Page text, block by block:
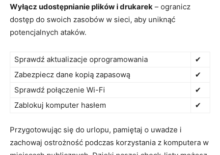
Wyłącz udostępnianie plików i drukarek ​– ogranicz
dostęp do swoich zasobów w sieci, aby uniknąć
potencjalnych ​ataków.
Sprawdź aktualizacje⁢ oprogramowania
✔
Zabezpiecz dane kopią zapasową
✔
Sprawdź połączenie Wi-Fi
✔
Zablokuj komputer hasłem
✔
Przygotowując się do urlopu, pamiętaj ​o uwadze i
zachowaj ostrożność podczas⁣ korzystania z komputera ⁣w